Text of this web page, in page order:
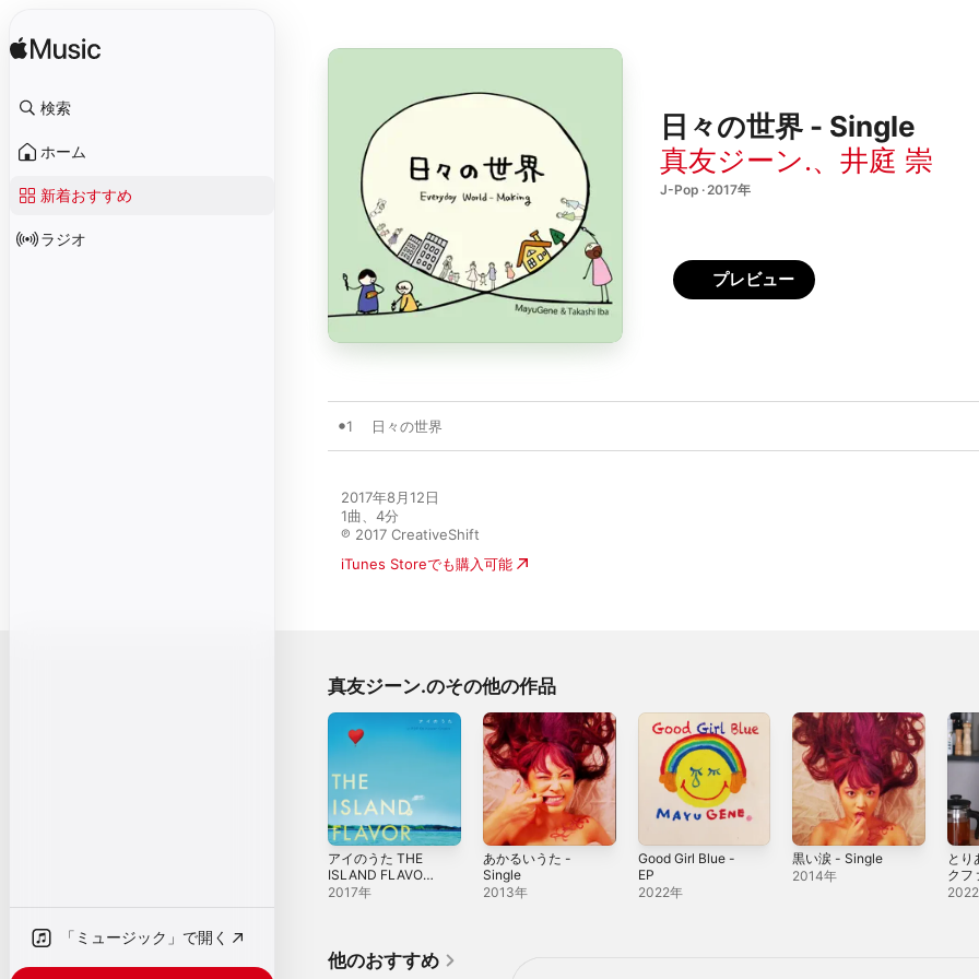
検索
ホーム
新着おすすめ
ラジオ
「ミュージック」で開く
日々の世界 - Single
真友ジーン.、 井庭 崇
J-Pop · 2017年
プレビュー
1 日々の世界
2017年8月12日
1曲、4分
℗ 2017 CreativeShift
iTunes Storeでも購入可能
真友ジーン.のその他の作品
アイのうた THE
ISLAND FLAVOR
~J-POP
2017年
あかるいうた -
Single
2013年
Good Girl Blue -
EP
2022年
黒い涙 - Single
2014年
とり
クフ
-
他のおすすめ